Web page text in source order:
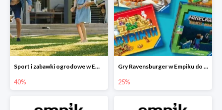
Sport i zabawki ogrodowe w Empiku do -40%
40%
Gry Ravensburger w Empiku do -25%
25%